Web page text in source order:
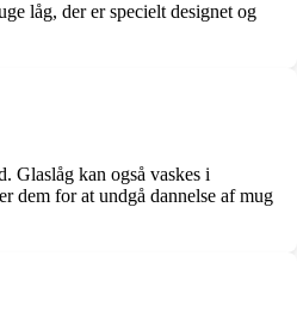
låg, der er specielt designet og
Glaslåg kan også vaskes i
dem for at undgå dannelse af mug